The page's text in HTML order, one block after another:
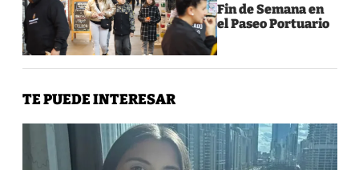
Fin de Semana en
el Paseo Portuario
TE PUEDE INTERESAR